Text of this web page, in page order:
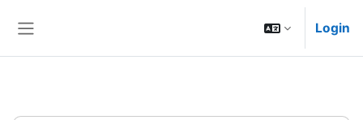
Login